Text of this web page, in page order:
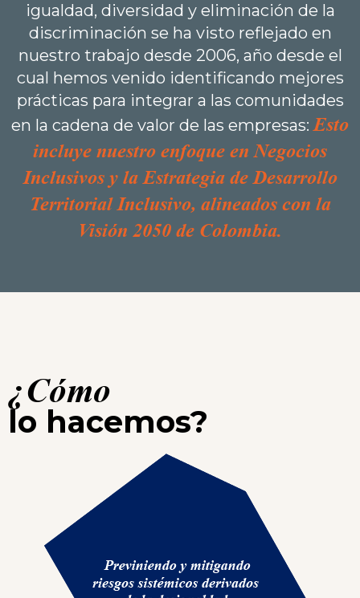
igualdad, diversidad y eliminación de la
discriminación se ha visto reflejado en
nuestro trabajo desde 2006, año desde el
cual hemos venido identificando mejores
prácticas para integrar a las comunidades
en la cadena de valor de las empresas:Esto
incluye nuestro enfoque en Negocios
Inclusivos y la Estrategia de Desarrollo
Territorial Inclusivo, alineados con la
Visión 2050 de Colombia.
¿Cómo
lo hacemos?